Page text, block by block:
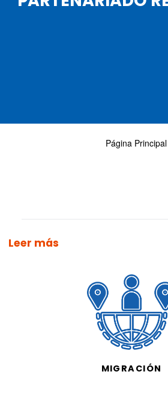
Página Principal
Leer más
MIGRACIÓN